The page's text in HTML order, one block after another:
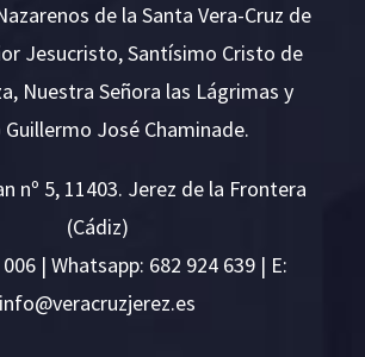
de la Santa Vera-Cruz de
Jesucristo, Santísimo Cristo de
Nuestra Señora las Lágrimas y
José Chaminade.
nº 5, 11403. Jerez de la Frontera
(Cádiz)
| Whatsapp: 682 924 639 | E:
se.ze
rejzu
rcare
v@ofn
i